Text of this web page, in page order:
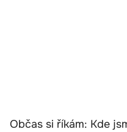
Občas si říkám: Kde